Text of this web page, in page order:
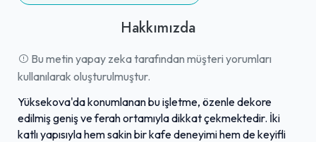
Hakkımızda
Bu metin yapay zeka tarafından müşteri yorumları
kullanılarak oluşturulmuştur.
Yüksekova'da konumlanan bu işletme, özenle dekore
edilmiş geniş ve ferah ortamıyla dikkat çekmektedir. İki
katlı yapısıyla hem sakin bir kafe deneyimi hem de keyifli